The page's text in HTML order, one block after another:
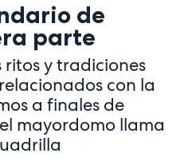
de
parte
ritos y tradiciones
con la
a finales de
mayordomo llama